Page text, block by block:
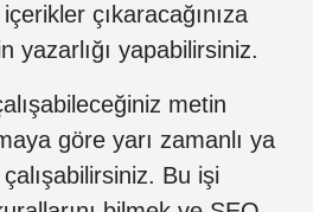
çıkaracağınıza
yazarlığı yapabilirsiniz.
metin
göre yarı zamanlı ya
Bu işi